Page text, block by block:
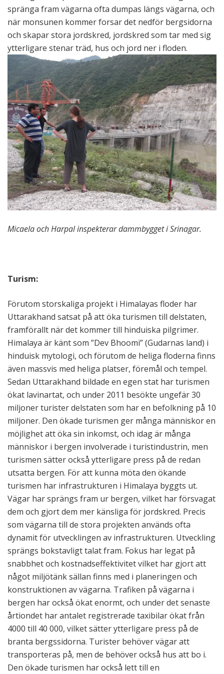
spränga fram vägarna ofta dumpas längs vägarna, och
när monsunen kommer forsar det nedför bergsidorna
och skapar stora jordskred, jordskred som tar med sig
ytterligare stenar träd, hus och jord ner i floden.
Micaela och Harpal inspekterar dammbygget i Srinagar.
Turism:
Förutom storskaliga projekt i Himalayas floder har
Uttarakhand satsat på att öka turismen till delstaten,
framförallt när det kommer till hinduiska pilgrimer.
Himalaya är känt som ”Dev Bhoomi” (Gudarnas land) i
hinduisk mytologi, och förutom de heliga floderna finns
även massvis med heliga platser, föremål och tempel.
Sedan Uttarakhand bildade en egen stat har turismen
ökat lavinartat, och under 2011 besökte ungefär 30
miljoner turister delstaten som har en befolkning på 10
miljoner. Den ökade turismen ger många människor en
möjlighet att öka sin inkomst, och idag är många
människor i bergen involverade i turistindustrin, men
turismen sätter också ytterligare press på de redan
utsatta bergen. För att kunna möta den ökande
turismen har infrastrukturen i Himalaya byggts ut.
Vägar har sprängs fram ur bergen, vilket har försvagat
dem och gjort dem mer känsliga för jordskred. Precis
som vägarna till de stora projekten används ofta
dynamit för utvecklingen av infrastrukturen. Utveckling
sprängs bokstavligt talat fram. Fokus har legat på
snabbhet och kostnadseffektivitet vilket har gjort att
något miljötänk sällan finns med i planeringen och
konstruktionen av vägarna. Trafiken på vägarna i
bergen har också ökat enormt, och under det senaste
årtiondet har antalet registrerade taxibilar ökat från
4000 till 40 000, vilket sätter ytterligare press på de
branta bergssidorna. Turister behöver vägar att
transporteras på, men de behöver också hus att bo i.
Den ökade turismen har också lett till en